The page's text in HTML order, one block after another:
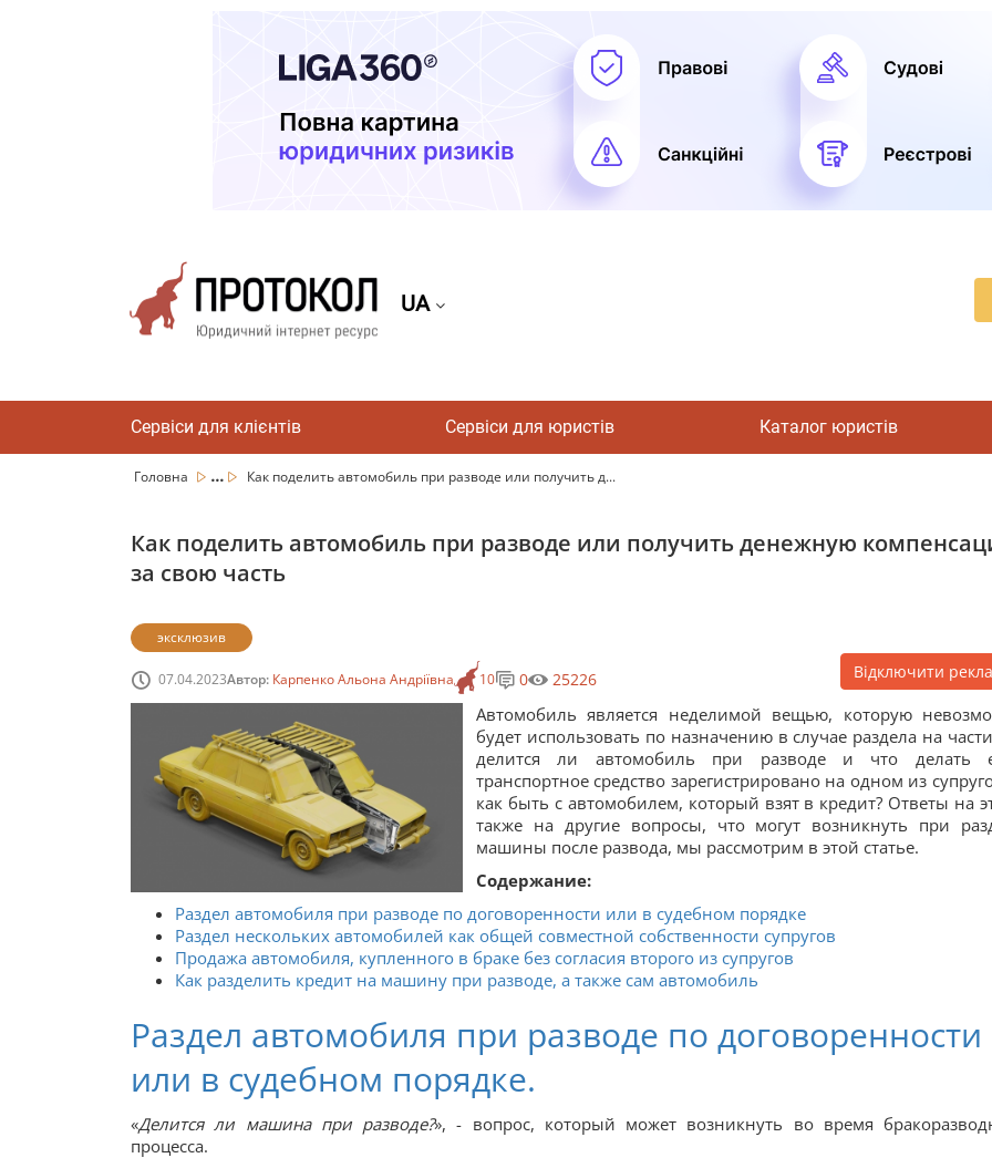
UA
Сервіси для клієнтів Сервіси для юристів Каталог юристів
Головна ... Как поделить автомобиль при разводе или получить д...
Как поделить автомобиль при разводе или получить денежную
за свою часть
эксклюзив
07.04.2023Автор: Карпенко Альона Андріївна 10 0 25226 Відключити
Автомобиль является неделимой вещью, которую
будет использовать по назначению в случае раздела на
делится ли автомобиль при разводе и что делать
транспортное средство зарегистрировано на одном из
как быть с автомобилем, который взят в кредит? Ответы на
также на другие вопросы, что могут возникнуть при
машины после развода, мы рассмотрим в этой статье.
Содержание:
Раздел автомобиля при разводе по договоренности или в судебном порядке
Раздел нескольких автомобилей как общей совместной собственности супругов
Продажа автомобиля, купленного в браке без согласия второго из супругов
Как разделить кредит на машину при разводе, а также сам автомобиль
Раздел автомобиля при разводе по договоренности
или в судебном порядке.
«Делится ли машина при разводе?», - вопрос, который может возникнуть во время
процесса.